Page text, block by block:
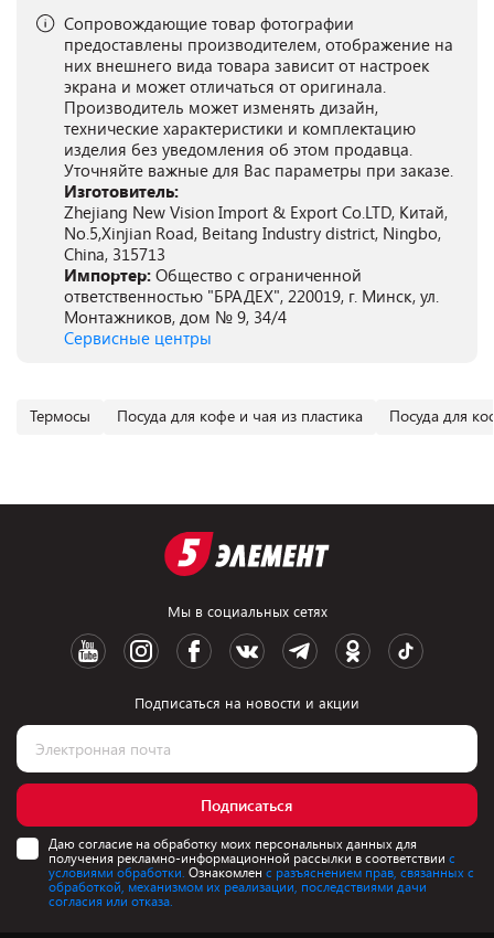
Сопровождающие товар фотографии
предоставлены производителем, отображение на
них внешнего вида товара зависит от настроек
экрана и может отличаться от оригинала.
Производитель может изменять дизайн,
технические характеристики и комплектацию
изделия без уведомления об этом продавца.
Уточняйте важные для Вас параметры при заказе.
Изготовитель:
Zhejiang New Vision Import & Export Co.LTD, Китай,
No.5,Xinjian Road, Beitang Industry district, Ningbo,
China, 315713
Импортер: Общество с ограниченной
ответственностью "БРАДЕХ", 220019, г. Минск, ул.
Монтажников, дом № 9, 34/4
Сервисные центры
Термосы Посуда для кофе и чая из пластика Посуда для
Мы в социальных сетях
Подписаться на новости и акции
Подписаться
Даю согласие на обработку моих персональных данных для
получения рекламно-информационной рассылки в соответствии с
условиями обработки. Ознакомлен с разъяснением прав, связанных с
обработкой, механизмом их реализации, последствиями дачи
согласия или отказа.